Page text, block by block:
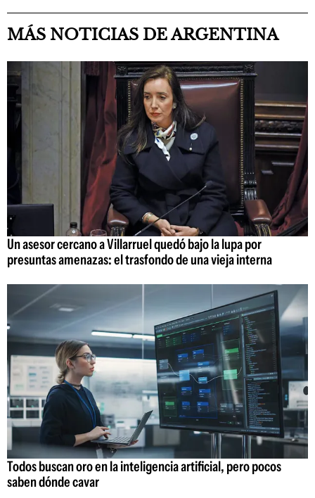
MÁS NOTICIAS DE ARGENTINA
Un asesor cercano a Villarruel quedó bajo la lupa por
presuntas amenazas: el trasfondo de una vieja interna
Todos buscan oro en la inteligencia artificial, pero pocos
saben dónde cavar